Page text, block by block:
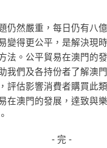
仍然嚴重，每日仍有八
變得更公平，是解決現
法。公平貿易在澳門的
我們及各持份者了解澳
評估影響消費者購買此
在澳門的發展，達致與
- 完 -